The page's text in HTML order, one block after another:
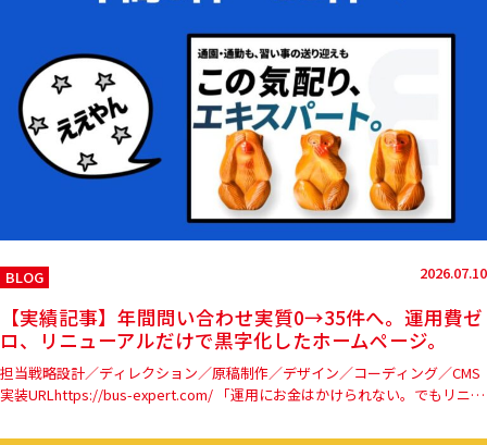
BLOG 2026.07.10
【実績記事】年間問い合わせ実質0→35件へ。運用費ゼ
ロ、リニューアルだけで黒字化したホームページ。
担当戦略設計／ディレクション／原稿制作／デザイン／コーディング／CMS
実装URLhttps://bus-expert.com/ 「運用にお金はかけられない。でもリニュ